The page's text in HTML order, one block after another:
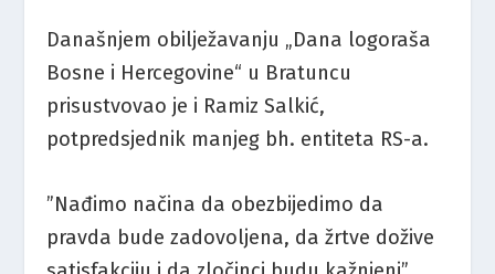
Današnjem obilježavanju „Dana logoraša
Bosne i Hercegovine“ u Bratuncu
prisustvovao je i Ramiz Salkić,
potpredsjednik manjeg bh. entiteta RS-a.
”Nađimo načina da obezbijedimo da
pravda bude zadovoljena, da žrtve dožive